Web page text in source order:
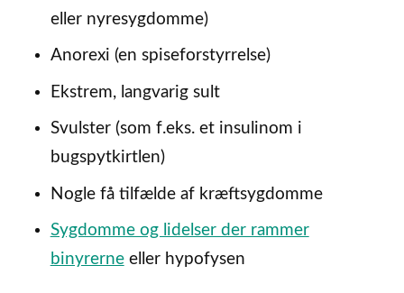
eller nyresygdomme)
Anorexi (en spiseforstyrrelse)
Ekstrem, langvarig sult
Svulster (som f.eks. et insulinom i
bugspytkirtlen)
Nogle få tilfælde af kræftsygdomme
Sygdomme og lidelser der rammer
binyrerneeller hypofysen